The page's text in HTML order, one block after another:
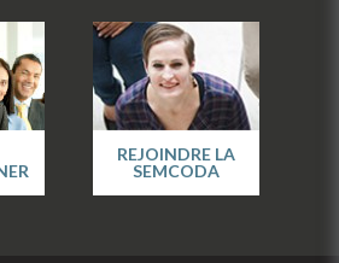
REJOINDRE LA
SEMCODA